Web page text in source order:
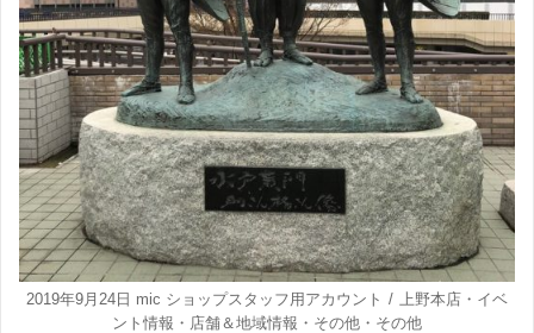
2019年9月24日 mic ショップスタッフ用アカウント 上野本店 ・ イベ
ント情報 ・ 店舗＆地域情報 ・ その他 ・ その他